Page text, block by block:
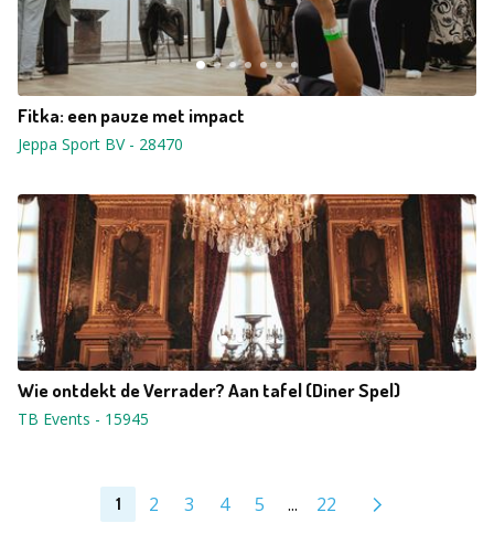
Fitka: een pauze met impact
Jeppa Sport BV- 28470
Wie ontdekt de Verrader? Aan tafel (Diner Spel)
TB Events - 15945
1 2 3 4 5 ... 22